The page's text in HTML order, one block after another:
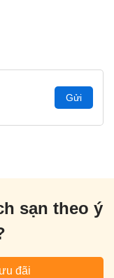
Gửi
sạn theo ý
đãi